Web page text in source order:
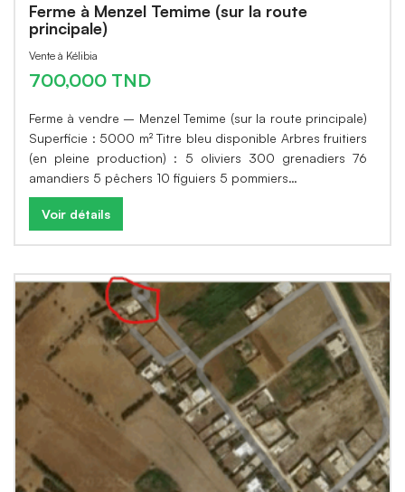
Ferme à Menzel Temime (sur la route
principale)
Vente à Kélibia
700,000 TND
Ferme à vendre – Menzel Temime (sur la route principale)
Superficie : 5000 m² Titre bleu disponible Arbres fruitiers
(en pleine production) : 5 oliviers 300 grenadiers 76
amandiers 5 pêchers 10 figuiers 5 pommiers…
Voir détails